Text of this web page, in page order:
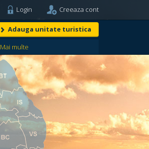
Login Creeaza cont
Adauga unitate turistica
Mai multe